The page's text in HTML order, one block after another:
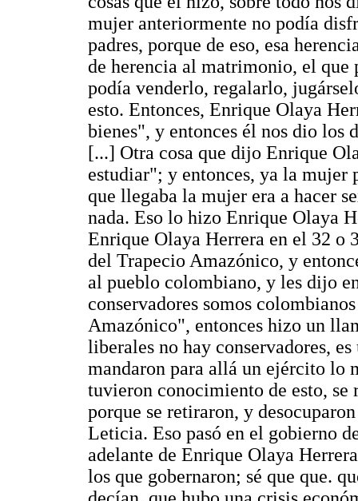
mujer anteriormente no podía
padres, porque de eso, esa
de herencia al matrimonio, el que
podía venderlo, regalarlo,
esto. Entonces, Enrique Olaya
bienes", y entonces él nos dio los
[...] Otra cosa que dijo Enrique
estudiar"; y entonces, ya la mujer
que llegaba la mujer era a hacer
nada. Eso lo hizo Enrique Olaya
Enrique Olaya Herrera en el 32 o
del Trapecio Amazónico, y
al pueblo colombiano, y les dijo
conservadores somos
Amazónico", entonces hizo un
liberales no hay conservadores,
mandaron para allá un ejército lo
tuvieron conocimiento de esto,
porque se retiraron, y
Leticia. Eso pasó en el gobierno
adelante de Enrique Olaya
los que gobernaron; sé que que.